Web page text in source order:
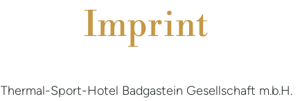
Imprint
Thermal-Sport-Hotel Badgastein Gesellschaft m.b.H.